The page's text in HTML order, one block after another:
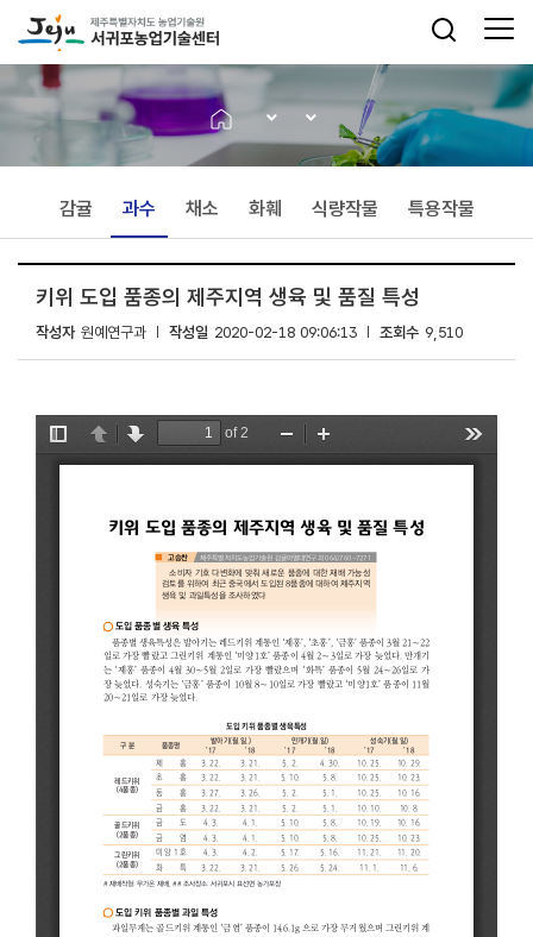
감귤 과수 채소 화훼 식량작물 특용작물
키위 도입 품종의 제주지역 생육 및 품질 특성
작성자 원예연구과 작성일 2020-02-18 09:06:13 조회수 9,510